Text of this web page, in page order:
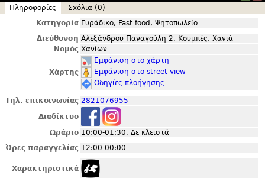
Πληροφορίες
Σxόλια (0)
Κατηγορία Γυράδικο, Fast food, Ψητοπωλείο
Διεύθυνση Αλεξάνδρου Παναγούλη 2, Κουμπές, Χανιά
Νομός Χανίων
Χάρτης
Εμφάνιση στο χάρτη
Εμφάνιση στο street view
Οδηγίες πλοήγησης
Τηλ. επικοινωνίας 2821076955
Διαδίκτυο
Ωράριο 10:00-01:30, Δε κλειστά
Ώρες παραγγελίας 12:00-00:00
Χαρακτηριστικά